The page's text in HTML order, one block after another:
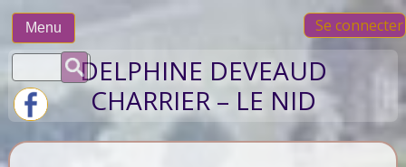
Menu
to
Se connecter
Rechercher :DELPHINE DEVEAUD
CHARRIER – LE NID